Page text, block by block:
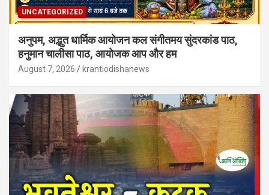
UNCATEGORIZED
अनुपम, अद्भुत धार्मिक आयोजन कल संगीतमय सुंदरकांड पाठ,
हनुमान चालीसा पाठ, आयोजक आप और हम
August 7, 2026 krantiodishanews